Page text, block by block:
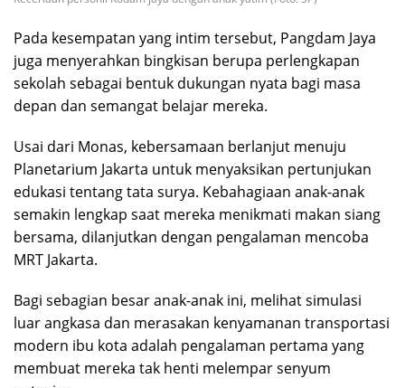
Pada kesempatan yang intim tersebut, Pangdam Jaya
juga menyerahkan bingkisan berupa perlengkapan
sekolah sebagai bentuk dukungan nyata bagi masa
depan dan semangat belajar mereka.
Usai dari Monas, kebersamaan berlanjut menuju
Planetarium Jakarta untuk menyaksikan pertunjukan
edukasi tentang tata surya. Kebahagiaan anak-anak
semakin lengkap saat mereka menikmati makan siang
bersama, dilanjutkan dengan pengalaman mencoba
MRT Jakarta.
Bagi sebagian besar anak-anak ini, melihat simulasi
luar angkasa dan merasakan kenyamanan transportasi
modern ibu kota adalah pengalaman pertama yang
membuat mereka tak henti melempar senyum